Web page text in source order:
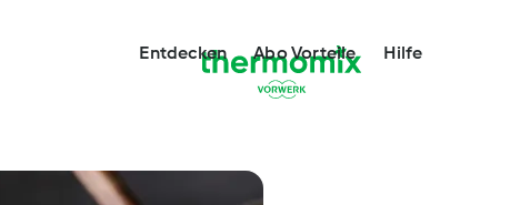
Entdecken Abo Vorteile Hilfe